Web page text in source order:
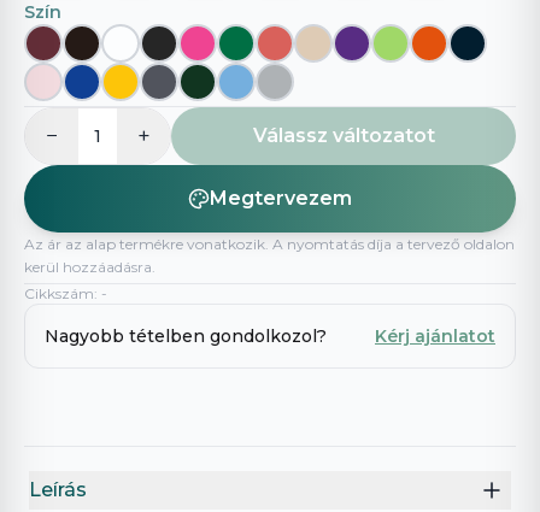
Szín
− 1 + Válassz változatot
Megtervezem
Az ár az alap termékre vonatkozik. A nyomtatás díja a tervező oldalon
kerül hozzáadásra.
Cikkszám: -
Nagyobb tételben gondolkozol? Kérj ajánlatot
Leírás